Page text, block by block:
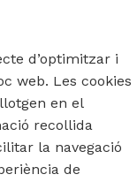
d’optimitzar i
web. Les cookies
en el
recollida
la navegació
de